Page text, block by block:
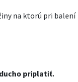
na ktorú pri balení
priplatiť.